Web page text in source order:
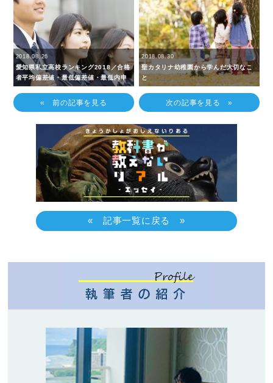
2018.08.26
愛知県私立高校ランキング2018／合格
者平均偏差値・最低偏差値・最低内申
« 前の記事を見る
2018.08.30
聖カタリナ幼稚園から学んだ大切なこ
と
次の記事を見る »
« 記事一覧に戻る »